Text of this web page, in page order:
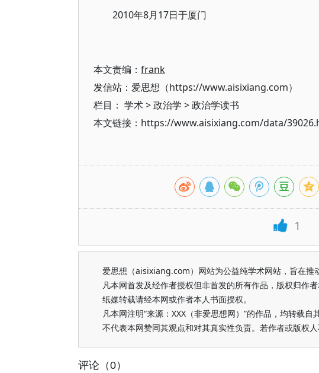
2010年8月17日于厦门
本文责编： frank
发信站：爱思想（https://www.aisixiang.com）
栏目： 学术>政治学 >政治学读书
本文链接：https://www.aisixiang.com/data/
1
爱思想（aisixiang.com）网站为公益纯学术网站，旨在推
凡本网首发及经作者授权但非首发的所有作品，版权归作
纸媒转载请经本网或作者本人书面授权。
凡本网注明“来源：XXX（非爱思想网）”的作品，均转载
不代表本网赞同其观点和对其真实性负责。若作者或版权
评论（0）